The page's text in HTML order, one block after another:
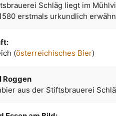
Schläg liegt im
erstmals urkundlich
(österreichisches Bier)
Roggen
aus der Stiftsbrauerei